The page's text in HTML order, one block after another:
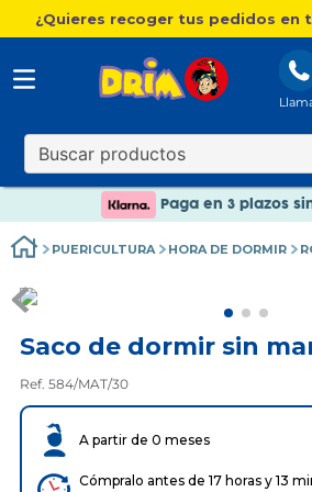
¿Quieres recoger tus pedidos en
Nuevo catálogo Aire
Envío gratis. A partir de
Paga en 3 plazos
Paga en 3 plazos
PUERICULTURA HORA DE DORMIR
Saco de dormir sin
Ref. 584/MAT/30
A partir de 0 meses
Cómpralo antes de 17 horas y 13